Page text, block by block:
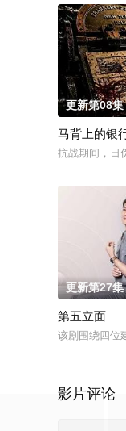
更新第08集
马背上的银
抗战期间，日
更新第27集
第五立面
该剧围绕四位
影片评论